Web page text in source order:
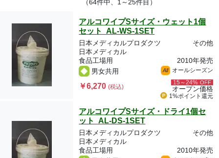
（64件中、1～25件目）
アルコワイプSサイズ・ウェット1個
セット AL-WS-1SET
日本メディカルプロダクツ
その他
日本メディカル
食品工場用
2010年発売
男女共用
All オールシーズン
￥6,270(税込)
15～24% OFF
オープン価格
1%ポイント 還元
アルコワイプSサイズ・ドライ1個セ
ット AL-DS-1SET
日本メディカルプロダクツ
その他
日本メディカル
食品工場用
2010年発売